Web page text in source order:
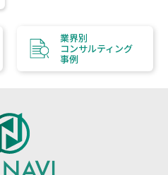
業界別
コンサルティング
事例